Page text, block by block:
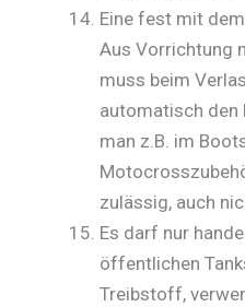
Eine fest mit
Aus Vorrichtung
muss beim
automatisch
man z.B. im
zulässig, auch
Es darf nur
öffentlichen
Treibstoff,